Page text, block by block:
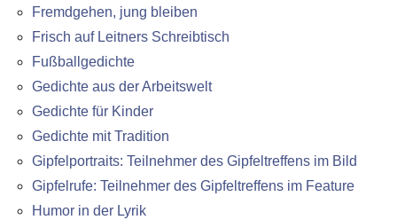
Fremdgehen, jung bleiben
Frisch auf Leitners Schreibtisch
Fußballgedichte
Gedichte aus der Arbeitswelt
Gedichte für Kinder
Gedichte mit Tradition
Gipfelportraits: Teilnehmer des Gipfeltreffens im Bild
Gipfelrufe: Teilnehmer des Gipfeltreffens im Feature
Humor in der Lyrik